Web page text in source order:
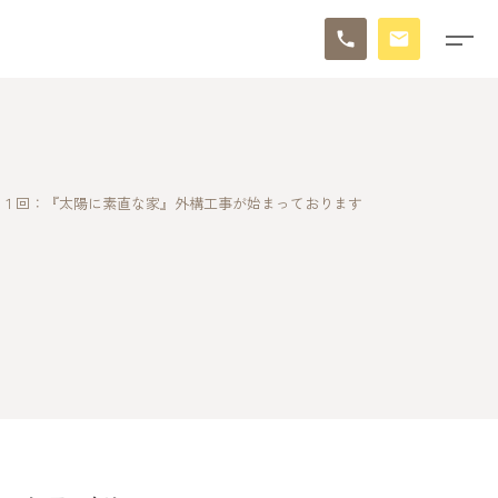
回：『太陽に素直な家』外構工事が始まっております